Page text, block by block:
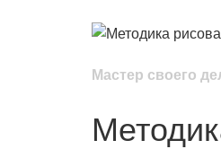
Мастер своего